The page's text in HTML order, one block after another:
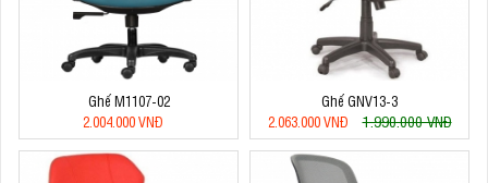
Ghế M1107-02
2.004.000 VNĐ
Ghế GNV13-3
2.063.000 VNĐ
1.990.000 VNĐ